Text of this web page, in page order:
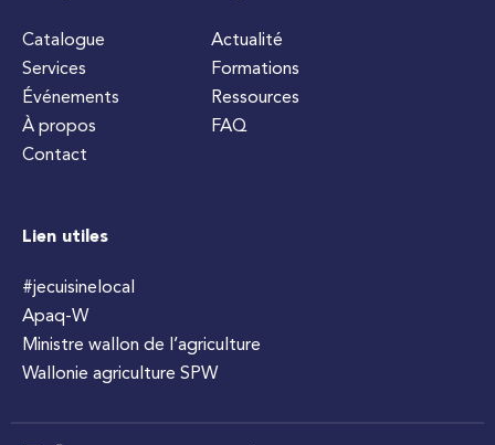
Catalogue
Services
Événements
À propos
Contact
Actualité
Formations
Ressources
FAQ
Lien utiles
#jecuisinelocal
Apaq-W
Ministre wallon de l’agriculture
Wallonie agriculture SPW